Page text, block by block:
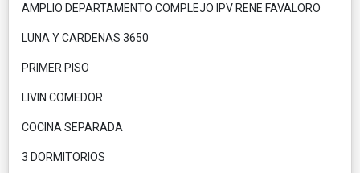
AMPLIO DEPARTAMENTO COMPLEJO IPV RENE FAVALORO
LUNA Y CARDENAS 3650
PRIMER PISO
LIVIN COMEDOR
COCINA SEPARADA
3 DORMITORIOS